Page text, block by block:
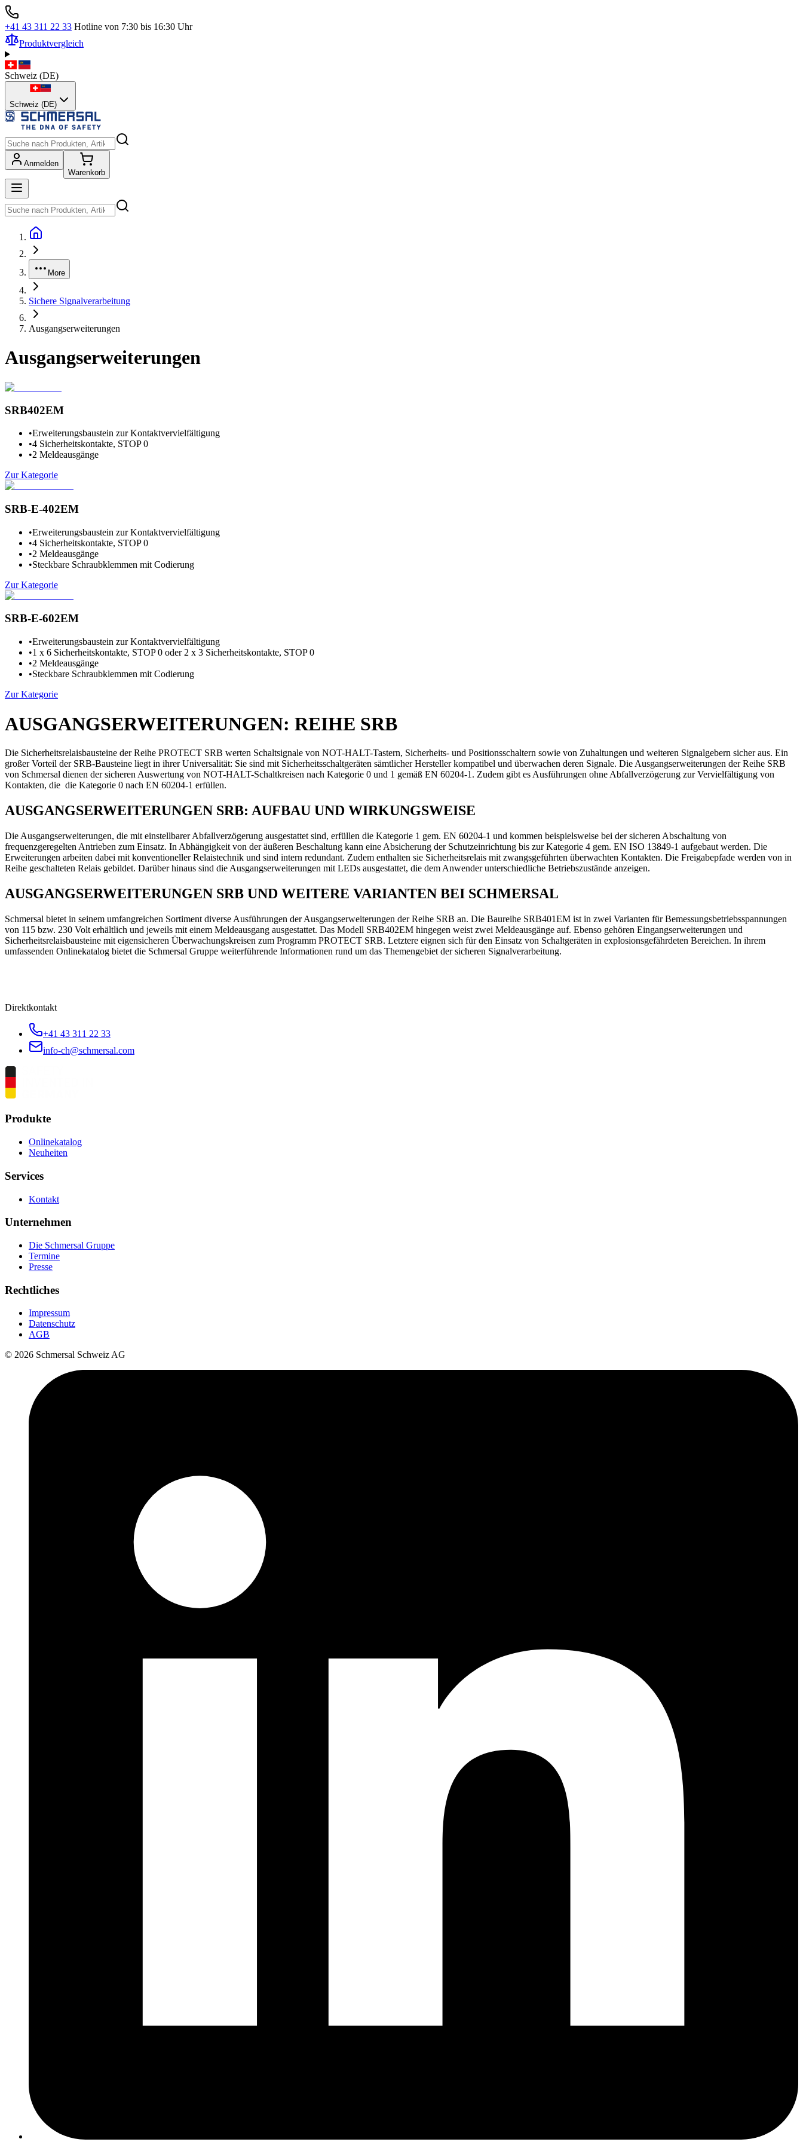
+41 43 311 22 33 Hotline von 7:30 bis 16:30 Uhr
Produktvergleich
Schweiz (DE)
Schweiz (DE)
Anmelden
Warenkorb
More
Sichere Signalverarbeitung
Ausgangserweiterungen
Ausgangserweiterungen
SRB402EM
•Erweiterungsbaustein zur Kontaktvervielfältigung
•4 Sicherheitskontakte, STOP 0
•2 Meldeausgänge
Zur Kategorie
SRB-E-402EM
•Erweiterungsbaustein zur Kontaktvervielfältigung
•4 Sicherheitskontakte, STOP 0
•2 Meldeausgänge
•Steckbare Schraubklemmen mit Codierung
Zur Kategorie
SRB-E-602EM
•Erweiterungsbaustein zur Kontaktvervielfältigung
•1 x 6 Sicherheitskontakte, STOP 0 oder 2 x 3 Sicherheitskontakte, STOP 0
•2 Meldeausgänge
•Steckbare Schraubklemmen mit Codierung
Zur Kategorie
AUSGANGSERWEITERUNGEN: REIHE SRB
Die Sicherheitsrelaisbausteine der Reihe PROTECT SRB werten Schaltsignale von NOT-HALT-Tastern, Sicherheits- und Positionsschaltern sowie von Zuhaltungen und weiteren Signalgebern sicher aus. Ein
großer Vorteil der SRB-Bausteine liegt in ihrer Universalität: Sie sind mit Sicherheitsschaltgeräten sämtlicher Hersteller kompatibel und überwachen deren Signale. Die Ausgangserweiterungen der Reihe SRB
von Schmersal dienen der sicheren Auswertung von NOT-HALT-Schaltkreisen nach Kategorie 0 und 1 gemäß EN 60204-1. Zudem gibt es Ausführungen ohne Abfallverzögerung zur Vervielfältigung von
Kontakten, die die Kategorie 0 nach EN 60204-1 erfüllen.
AUSGANGSERWEITERUNGEN SRB: AUFBAU UND WIRKUNGSWEISE
Die Ausgangserweiterungen, die mit einstellbarer Abfallverzögerung ausgestattet sind, erfüllen die Kategorie 1 gem. EN 60204-1 und kommen beispielsweise bei der sicheren Abschaltung von
frequenzgeregelten Antrieben zum Einsatz. In Abhängigkeit von der äußeren Beschaltung kann eine Absicherung der Schutzeinrichtung bis zur Kategorie 4 gem. EN ISO 13849-1 aufgebaut werden. Die
Erweiterungen arbeiten dabei mit konventioneller Relaistechnik und sind intern redundant. Zudem enthalten sie Sicherheitsrelais mit zwangsgeführten überwachten Kontakten. Die Freigabepfade werden von in
Reihe geschalteten Relais gebildet. Darüber hinaus sind die Ausgangserweiterungen mit LEDs ausgestattet, die dem Anwender unterschiedliche Betriebszustände anzeigen.
AUSGANGSERWEITERUNGEN SRB UND WEITERE VARIANTEN BEI SCHMERSAL
Schmersal bietet in seinem umfangreichen Sortiment diverse Ausführungen der Ausgangserweiterungen der Reihe SRB an. Die Baureihe SRB401EM ist in zwei Varianten für Bemessungsbetriebsspannungen
von 115 bzw. 230 Volt erhältlich und jeweils mit einem Meldeausgang ausgestattet. Das Modell SRB402EM hingegen weist zwei Meldeausgänge auf. Ebenso gehören Eingangserweiterungen und
Sicherheitsrelaisbausteine mit eigensicheren Überwachungskreisen zum Programm PROTECT SRB. Letztere eignen sich für den Einsatz von Schaltgeräten in explosionsgefährdeten Bereichen. In ihrem
umfassenden Onlinekatalog bietet die Schmersal Gruppe weiterführende Informationen rund um das Themengebiet der sicheren Signalverarbeitung.
Direktkontakt
+41 43 311 22 33
info-ch@schmersal.com
Produkte
Onlinekatalog
Neuheiten
Services
Kontakt
Unternehmen
Die Schmersal Gruppe
Termine
Presse
Rechtliches
Impressum
Datenschutz
AGB
© 2026 Schmersal Schweiz AG